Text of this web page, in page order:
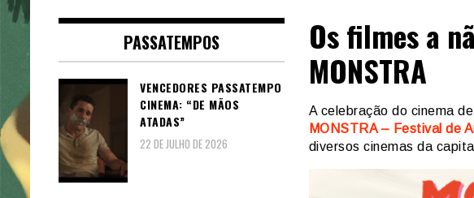
Os filmes a
MONSTRA
A celebração do cinema
MONSTRA – Festival de
diversos cinemas da
PASSATEMPOS
VENCEDORES PASSATEMPO
CINEMA: “DE MÃOS
ATADAS”
22 DE JULHO DE 2026